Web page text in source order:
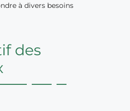
à divers besoins
des